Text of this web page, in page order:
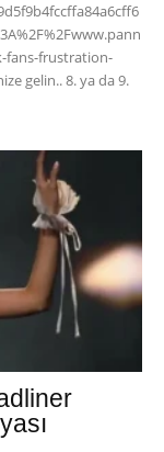
fans-frustration-
gelin.. 8. ya da 9.